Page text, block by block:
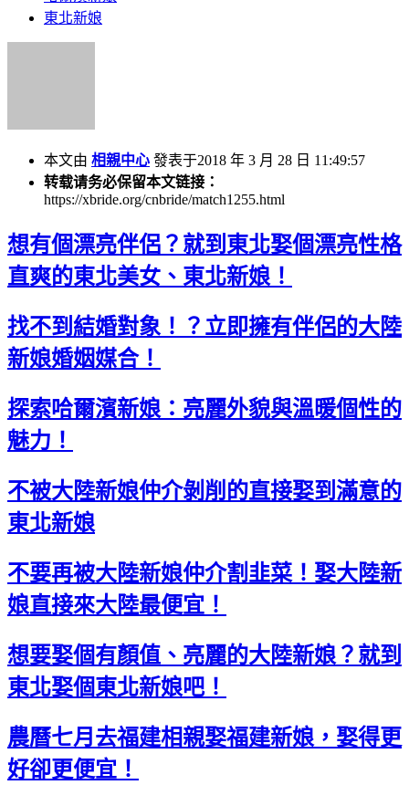
東北新娘
本文由 相親中心 發表于2018 年 3 月 28 日 11:49:57
转载请务必保留本文链接：
https://xbride.org/cnbride/match1255.html
想有個漂亮伴侶？就到東北娶個漂亮性格
直爽的東北美女、東北新娘！
找不到結婚對象！？立即擁有伴侶的大陸
新娘婚姻媒合！
探索哈爾濱新娘：亮麗外貌與溫暖個性的
魅力！
不被大陸新娘仲介剝削的直接娶到滿意的
東北新娘
不要再被大陸新娘仲介割韭菜！娶大陸新
娘直接來大陸最便宜！
想要娶個有顏值、亮麗的大陸新娘？就到
東北娶個東北新娘吧！
農曆七月去福建相親娶福建新娘，娶得更
好卻更便宜！